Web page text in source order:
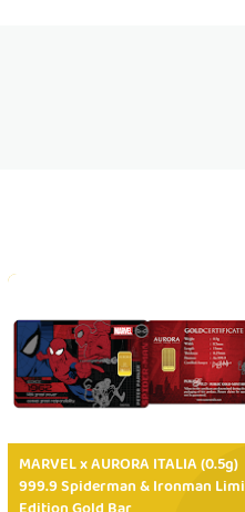
MARVEL x AURORA ITALIA (0.5g)
999.9 Spiderman & Ironman